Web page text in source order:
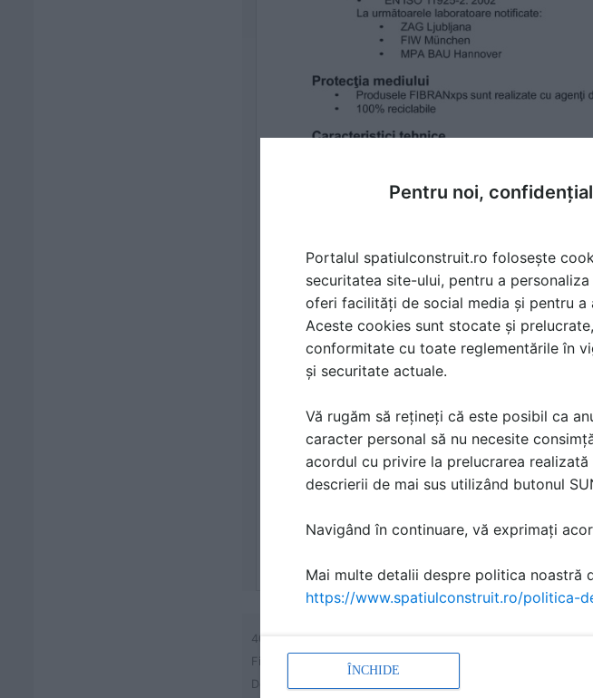
400-L
Fibran ECO FL FIŞĂ TEHNICĂ
Descriere
Pentru noi,
Portalul spatiulconstruit.ro folosește
securitatea site-ului, pentru a
oferi facilități de social media și pentru
Aceste cookies sunt stocate și
conformitate cu toate reglementările în
și securitate actuale.
Vă rugăm să rețineți că este posibil ca
caracter personal să nu necesite
acordul cu privire la prelucrarea
descrierii de mai sus utilizând butonul
Navigând în continuare, vă exprimați
Mai multe detalii despre politica noastră
https://www.spatiulconstruit.ro/politica-
ÎNCHIDE